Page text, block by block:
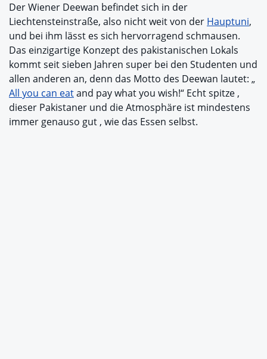
Der Wiener Deewan befindet sich in der
Liechtensteinstraße, also nicht weit von der Hauptuni,
und bei ihm lässt es sich hervorragend schmausen.
Das einzigartige Konzept des pakistanischen Lokals
kommt seit sieben Jahren super bei den Studenten und
allen anderen an, denn das Motto des Deewan lautet: „
All you can eatand pay what you wish!“ Echt spitze ,
dieser Pakistaner und die Atmosphäre ist mindestens
immer genauso gut , wie das Essen selbst.